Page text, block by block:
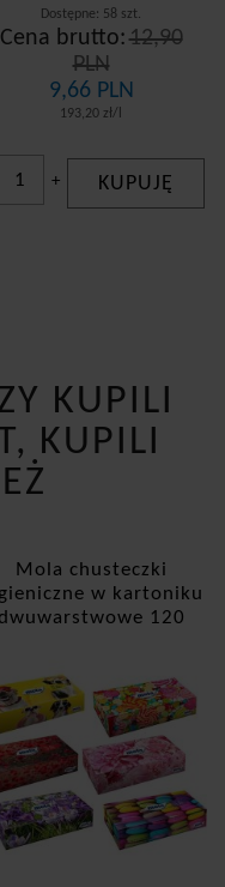
Dostępne: 58 szt.
Cena brutto: 12,90
PLN
9,66 PLN
193,20 zł/l
+ KUPUJĘ
KUPILI
KUPILI
Mola chusteczki
w kartoniku
dwuwarstwowe 120